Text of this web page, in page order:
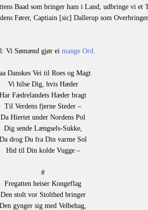
Baad som bringer ham i Land, udbringe vi et
Fører, Captiain [sic] Dallerup som
Vi Sømænd gjør ei mange Ord.
Danskes Vei til Roes og Magt
Vi hilse Dig, hvis Hæder
Har Fædrelandets Hæder bragt
Til Verdens fjerne Steder –
Da Hiertet under Nordens Pol
Dig sende Længsels-Sukke,
Da drog Du fra Din varme Sol
Hid til Din kolde Vugge –
#
Fregatten heiser Kongeflag
Den stolt vor Stolthed bringer
Den gynger sig med Velbehag,